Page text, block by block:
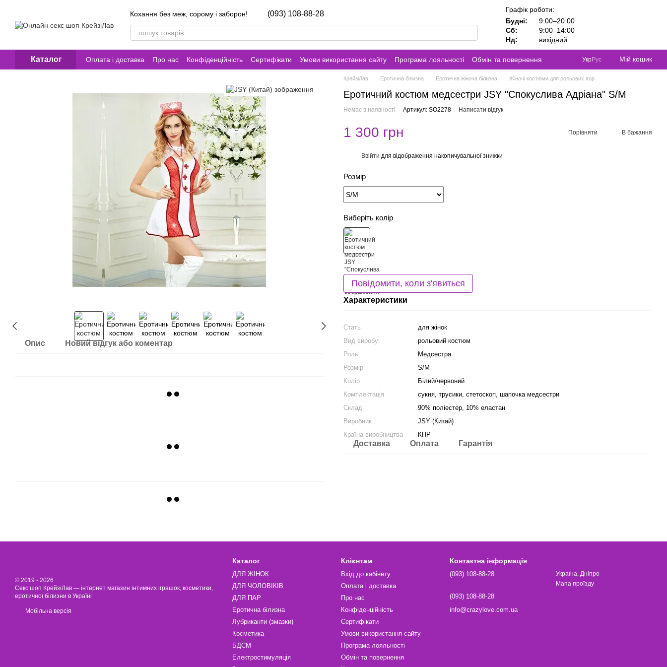
Кохання без меж, сорому і заборон!
(093) 108-88-28
Графік роботи:
Будні:
9:00–20:00
Сб:
9:00–14:00
Нд:
вихідний
Каталог Оплата і доставка Про нас Конфіденційність Сертифікати Умови використання сайту Програма лояльності
Обмін та повернення
Контакти
УкрРус Мій кошик
Опис Новий відгук або коментар
КрейзіЛав Еротична білизна Еротична жіноча білизна Жіночі костюми для рольових ігор
Еротичний костюм медсестри JSY "Спокуслива Адріана" S/M
Немає в наявності Артикул: SO2278 Написати відгук
1 300 грн Порівняти В бажання
Ввійти для відображення накопичувальної знижки
Розмір
Виберіть колір
Повідомити, коли з'явиться
Характеристики
Стать
для жінок
Вид виробу
рольовий костюм
Роль
Медсестра
Розмір
S/M
Колір
Білий/червоний
Комплектація
сукня, трусики, стетоскоп, шапочка медсестри
Склад
90% поліестер, 10% еластан
Виробник
JSY (Китай)
Країна виробництва
КНР
Доставка Оплата Гарантія
© 2019 - 2026
Секс шоп КрейзіЛав — інтернет магазин інтимних іграшок, косметики,
еротичної білизни в Україні
Мобільна версія
Каталог
ДЛЯ ЖІНОК
ДЛЯ ЧОЛОВІКІВ
ДЛЯ ПАР
Еротична білизна
Лубриканти (змазки)
Косметика
БДСМ
Електростимуляція
Клієнтам
Вхід до кабінету
Оплата і доставка
Про нас
Конфіденційність
Сертифікати
Умови використання сайту
Програма лояльності
Обмін та повернення
Контактна інформація
(093) 108-88-28
(093) 108-88-28
info@crazylove.com.ua
Україна, Дніпро
Мапа проїзду